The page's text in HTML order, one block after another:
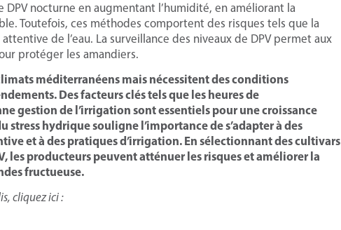
nocturne en augmentant l’humidité, en améliorant la
Toutefois, ces méthodes comportent des risques tels que la
de l’eau. La surveillance des niveaux de DPV permet aux
protéger les amandiers.
méditerranéens mais nécessitent des conditions
Des facteurs clés tels que les heures de
gestion de l’irrigation sont essentiels pour une croissance
hydrique souligne l’importance de s’adapter à des
et à des pratiques d’irrigation. En sélectionnant des cultivars
les producteurs peuvent atténuer les risques et améliorer la
fructueuse.
cliquez ici :